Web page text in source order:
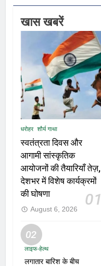
खास खबरें
धरोहर शौर्य गाथा
स्वतंत्रता दिवस और
आगामी सांस्कृतिक
आयोजनों की तैयारियाँ तेज़,
देशभर में विशेष कार्यक्रमों
की घोषणा
01
August 6, 2026
02
लाइफ-हेल्थ
लगातार बारिश के बीच